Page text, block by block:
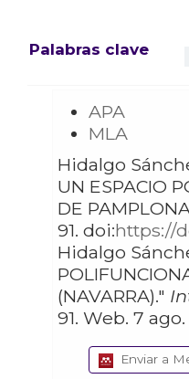
Palabras clave
APA
MLA
Hidalgo Sánchez, S. (2015). EL
UN ESPACIO
DE
91. doi:https://
Hidalgo Sánchez, Santiaga.
(NAVARRA)."
91. Web. 7
Enviar a